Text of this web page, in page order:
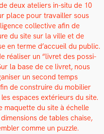
deux ate­liers in-situ de 10
place pour tra­vailler sous
col­lec­tive afin de
du site sur la ville et de
en terme d’ac­cueil du pub­lic.
réalis­er un “livret des pos­si­
la base de ce livret, nous
un sec­ond temps
de con­stru­ire du mobili­er
espaces extérieurs du site.
maque­tte du site à échelle
de tables chaise,
comme un puz­zle.